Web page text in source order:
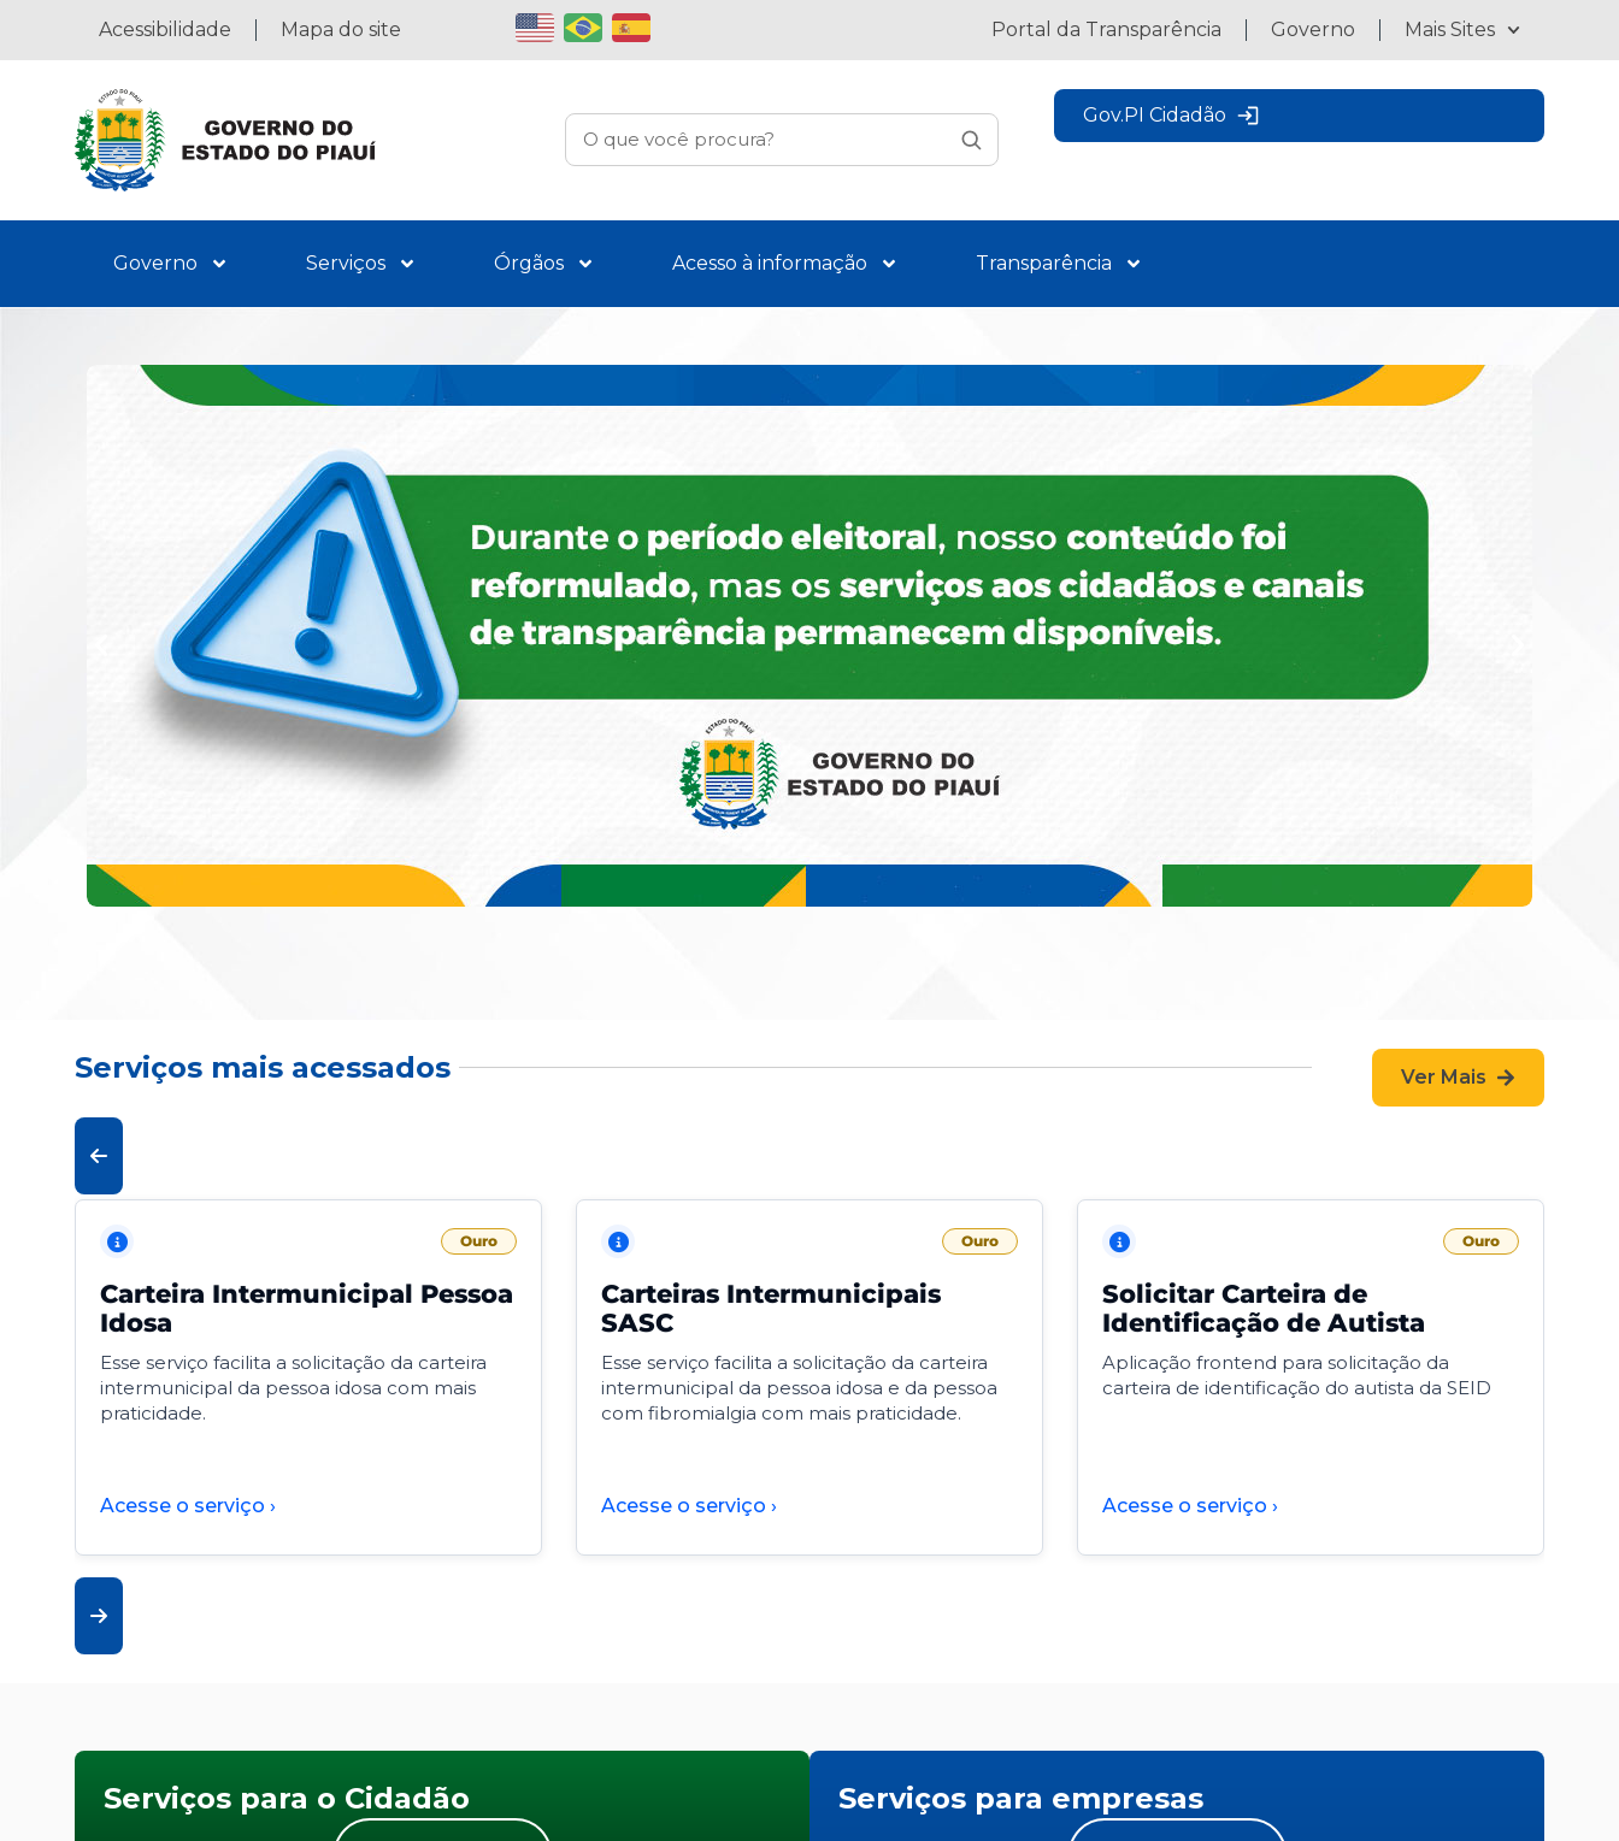
Acessibilidade Mapa do site Portal da Transparência Governo Mais Sites
Gov.PI Cidadão
Governo Serviços Órgãos Acesso à informação Transparência
Serviços mais acessados Ver Mais
Ouro
Carteira Intermunicipal Pessoa
Idosa
Esse serviço facilita a solicitação da carteira
intermunicipal da pessoa idosa com mais
praticidade.
Acesse o serviço ›
Ouro
Carteiras Intermunicipais
SASC
Esse serviço facilita a solicitação da carteira
intermunicipal da pessoa idosa e da pessoa
com fibromialgia com mais praticidade.
Acesse o serviço ›
Ouro
Solicitar Carteira de
Identificação de Autista
Aplicação frontend para solicitação da
carteira de identificação do autista da SEID
Acesse o serviço ›
Serviços para o Cidadão Serviços para empresas